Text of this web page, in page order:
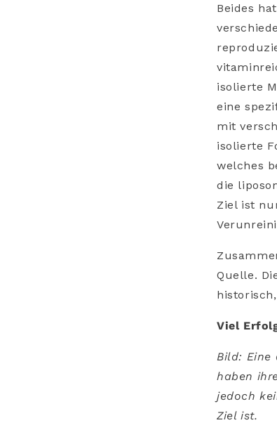
Beides
isolierte
eine
mit
isolierte
welches
die
Ziel ist
Quelle.
Viel
Bild: Eine
haben
jedoch
Ziel ist.